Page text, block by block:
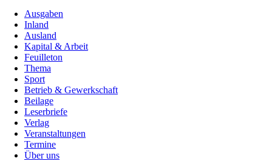
Ausgaben
Inland
Ausland
Kapital & Arbeit
Feuilleton
Thema
Sport
Betrieb & Gewerkschaft
Beilage
Leserbriefe
Verlag
Veranstaltungen
Termine
Über uns